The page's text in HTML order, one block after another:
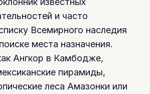
и часто
Всемирного наследия
места назначения.
Ангкор в Камбодже,
пирамиды,
леса Амазонки или